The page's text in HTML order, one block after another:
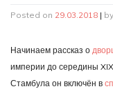
Posted on 29.03.2018 | by
Начинаем рассказ о
империи до середины
Стамбула он включён в